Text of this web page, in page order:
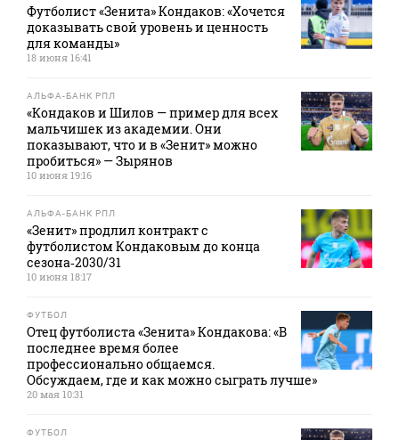
Футболист «Зенита» Кондаков: «Хочется
доказывать свой уровень и ценность
для команды»
18 июня 16:41
АЛЬФА-БАНК РПЛ
«Кондаков и Шилов — пример для всех
мальчишек из академии. Они
показывают, что и в «Зенит» можно
пробиться» — Зырянов
10 июня 19:16
АЛЬФА-БАНК РПЛ
«Зенит» продлил контракт с
футболистом Кондаковым до конца
сезона‑2030/31
10 июня 18:17
ФУТБОЛ
Отец футболиста «Зенита» Кондакова: «В
последнее время более
профессионально общаемся.
Обсуждаем, где и как можно сыграть лучше»
20 мая 10:31
ФУТБОЛ